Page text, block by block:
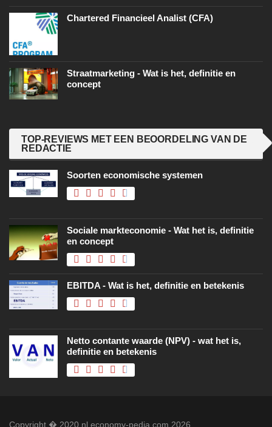
Chartered Financieel Analist (CFA)
Straatmarketing - Wat is het, definitie en
concept
TOP-REVIEWS MET EEN BEOORDELING VAN DE
REDACTIE
Soorten economische systemen
Sociale markteconomie - Wat het is, definitie
en concept
EBITDA - Wat is het, definitie en betekenis
Netto contante waarde (NPV) - wat het is,
definitie en betekenis
Copyright � 2020 nl.economy-pedia.com 2026